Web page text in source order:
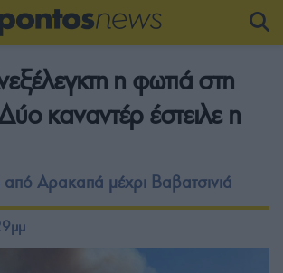
η φωτιά στη
καναντέρ έστειλε η
Αρακαπά μέχρι Βαβατσινιά